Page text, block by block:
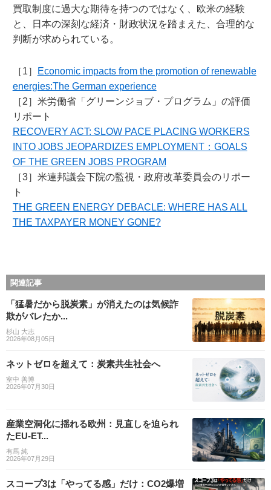
買取制度に過大な期待を持つのではなく、欧米の経験
と、日本の深刻な経済・財政状況を踏まえた、合理的な
判断が求められている。
［1］
Economic impacts from the promotion of renewable
energies:The German experience
［2］米労働省「グリーンジョブ・プログラム」の評価
リポート
RECOVERY ACT: SLOW PACE PLACING WORKERS
INTO JOBS JEOPARDIZES EMPLOYMENT：GOALS
OF THE GREEN JOBS PROGRAM
［3］米連邦議会下院の監視・政府改革委員会のリポー
ト
THE GREEN ENERGY DEBACLE: WHERE HAS ALL
THE TAXPAYER MONEY GONE?
関連記事
「猛暑だから脱炭素」が消えたのは気候詐
欺がバレたか...
杉山 大志
2026年08月05日
ネットゼロを超えて：炭素共生社会へ
室中 善博
2026年07月30日
産業空洞化に揺れる欧州：見直しを迫られ
たEU-ET...
有馬 純
2026年07月29日
スコープ3は「やってる感」だけ：CO2爆増